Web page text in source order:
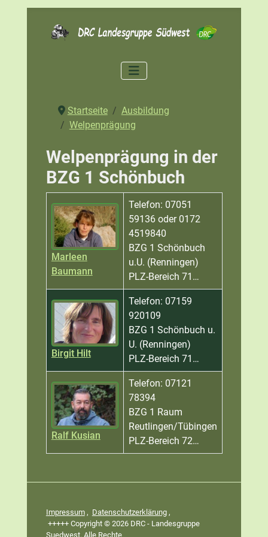
Startseite
Ausbildung
Welpenprägung
Welpenprägung in der
BZG 1 Schönbuch
Name Details
Marleen
Baumann
Telefon: 07051
59136 oder 0172
4519840
BZG 1 Schönbuch
u.U. (Renningen)
PLZ-Bereich 71…
Birgit Hilt
Telefon: 07159
920109
BZG 1 Schönbuch u.
U. (Renningen)
PLZ-Bereich 71…
Ralf Kusian
Telefon: 07121
78394
BZG 1 Raum
Reutlingen/Tübingen
PLZ-Bereich 72…
Impressum, Datenschutzerklärung,
+++++ Copyright © 2026 DRC - Landesgruppe
Suedwest. Alle Rechte